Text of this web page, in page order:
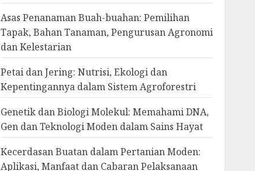
Asas Penanaman Buah-buahan: Pemilihan
Tapak, Bahan Tanaman, Pengurusan Agronomi
dan Kelestarian
Petai dan Jering: Nutrisi, Ekologi dan
Kepentingannya dalam Sistem Agroforestri
Genetik dan Biologi Molekul: Memahami DNA,
Gen dan Teknologi Moden dalam Sains Hayat
Kecerdasan Buatan dalam Pertanian Moden:
Aplikasi, Manfaat dan Cabaran Pelaksanaan